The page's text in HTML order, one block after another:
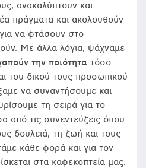
ανακαλύπτουν και
πράγματα και ακολουθούν
να φτάσουν στο
Με άλλα λόγια, ψάχναμε
την ποιότητα τόσο
του δικού τους προσωπικού
να συναντήσουμε και
τη σειρά για το
τις συνεντεύξεις όπου
δουλειά, τη ζωή και τους
κάθε φορά και για τον
στα καφεκοπτεία μας.